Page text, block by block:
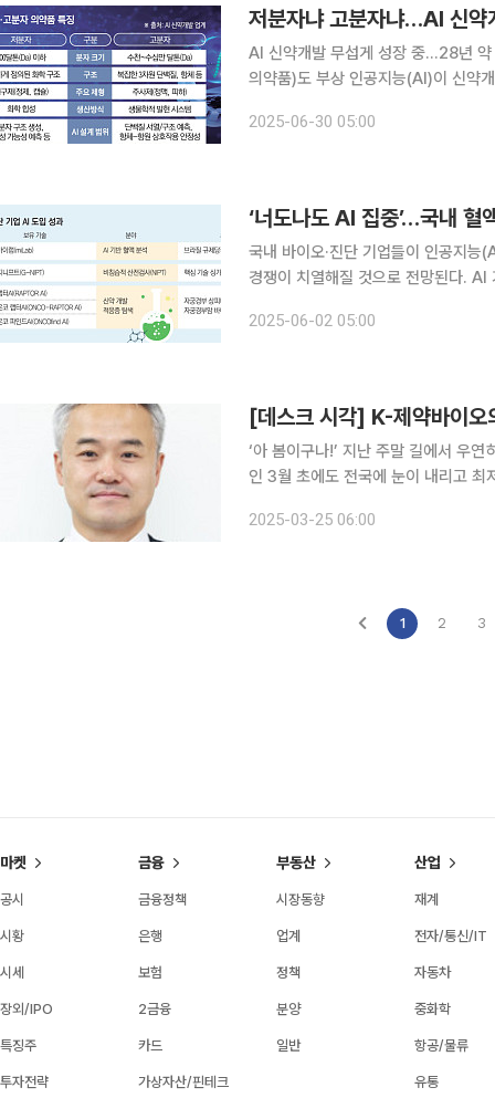
저분자냐 고분자냐…AI 신약
AI 신약개발 무섭게 성장 중…28년 약
의약품)도 부상 인공지능(AI)이 신약개발의 전 주기에 적용되는 시대가 열렸다. 분자 설계부터 후보
발에 동일하게 작용하지 않는다. 후보
2025-06-30 05:00
‘너도나도 AI 집중’…국내 혈
국내 바이오·진단 기업들이 인공지능
경쟁이 치열해질 것으로 전망된다.
지하는 원리다. 1일 본지 취재
2025-06-02 05:00
[데스크 시각] K-제약바이오
‘아 봄이구나!’ 지난 주말 길에서 우
인 3월 초에도 전국에 눈이 내리고 최
2025-03-25 06:00
1 2 3
마켓
공시
시황
시세
장외/IPO
특징주
투자전략
금융
금융정책
은행
보험
2금융
카드
가상자산/핀테크
부동산
시장동향
업계
정책
분양
일반
산업
재계
전자/통신/IT
자동차
중화학
항공/물류
유통